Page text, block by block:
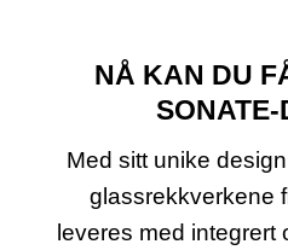
NÅ KAN DU
SONATE-
Med sitt unike
glassrekkverkene
leveres med integrert